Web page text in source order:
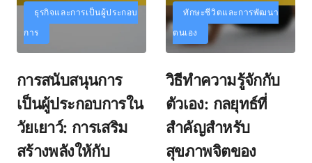
ธุรกิจและการเป็นผู้ประกอบ
การ
การสนับสนุนการ
เป็นผู้ประกอบการใน
วัยเยาว์: การเสริม
สร้างพลังให้กับ
ทักษะชีวิตและการพัฒนา
ตนเอง
วิธีทำความรู้จักกับ
ตัวเอง: กลยุทธ์ที่
สำคัญสำหรับ
สุขภาพจิตของ